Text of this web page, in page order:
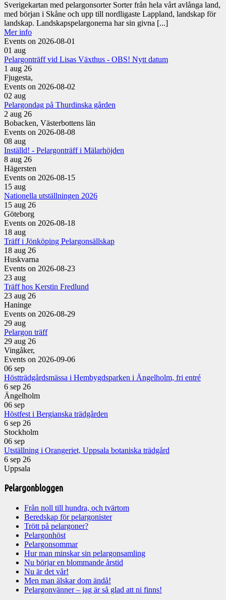
Sverigekartan med pelargonsorter Sorter från hela vårt avlånga land,
med början i Skåne och upp till nordligaste Lappland, landskap för
landskap. Landskapspelargonerna har sin givna [...]
Mer info
Events on 2026-08-01
01 aug
Pelargonträff vid Lisas Växthus - OBS! Nytt datum
1 aug 26
Fjugesta,
Events on 2026-08-02
02 aug
Pelargondag på Thurdinska gården
2 aug 26
Bobacken, Västerbottens län
Events on 2026-08-08
08 aug
Inställd! - Pelargonträff i Mälarhöjden
8 aug 26
Hägersten
Events on 2026-08-15
15 aug
Nationella utställningen 2026
15 aug 26
Göteborg
Events on 2026-08-18
18 aug
Träff i Jönköping Pelargonsällskap
18 aug 26
Huskvarna
Events on 2026-08-23
23 aug
Träff hos Kerstin Fredlund
23 aug 26
Haninge
Events on 2026-08-29
29 aug
Pelargon träff
29 aug 26
Vingåker,
Events on 2026-09-06
06 sep
Höstträdgårdsmässa i Hembygdsparken i Ängelholm, fri entré
6 sep 26
Ängelholm
06 sep
Höstfest i Bergianska trädgården
6 sep 26
Stockholm
06 sep
Utställning i Orangeriet, Uppsala botaniska trädgård
6 sep 26
Uppsala
Pelargonbloggen
Från noll till hundra, och tvärtom
Beredskap för pelargonister
Trött på pelargoner?
Pelargonhöst
Pelargonsommar
Hur man minskar sin pelargonsamling
Nu börjar en blommande årstid
Nu är det vår!
Men man älskar dom ändå!
Pelargonvänner – jag är så glad att ni finns!